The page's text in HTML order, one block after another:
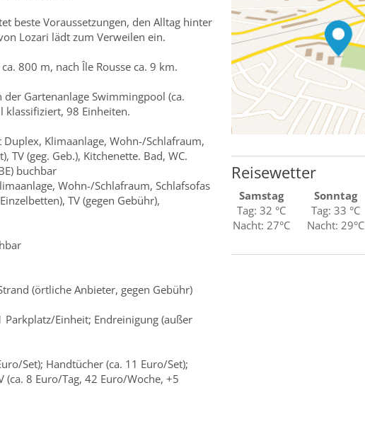
beste Voraussetzungen, den Alltag hinter
Lozari lädt zum Verweilen ein.
800 m, nach Île Rousse ca. 9 km.
der Gartenanlage Swimmingpool (ca.
klassifiziert, 98 Einheiten.
Duplex, Klimaanlage, Wohn-/Schlafraum,
TV (geg. Geb.), Kitchenette. Bad, WC.
buchbar
Wohn-/Schlafraum, Schlafsofas
TV (gegen Gebühr),
(örtliche Anbieter, gegen Gebühr)
Einheit; Endreinigung (außer
Set); Handtücher (ca. 11 Euro/Set);
(ca. 8 Euro/Tag, 42 Euro/Woche, +5
Reisewetter
Samstag
Tag: 32 °C
Nacht: 27°C
Sonntag
Tag: 33 °C
Nacht: 29°C